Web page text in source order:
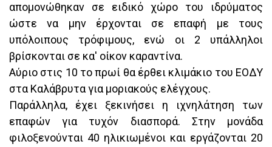
απομονώθηκαν σε ειδικό χώρο του ιδρύματος
ώστε να μην έρχονται σε επαφή με τους
υπόλοιπους τρόφιμους, ενώ οι 2 υπάλληλοι
βρίσκονται σε κα' οίκον καραντίνα.
Αύριο στις 10 το πρωί θα έρθει κλιμάκιο του ΕΟΔΥ
στα Καλάβρυτα για μοριακούς ελέγχους.
Παράλληλα, έχει ξεκινήσει η ιχνηλάτηση των
επαφών για τυχόν διασπορά. Στην μονάδα
φιλοξενούνται 40 ηλικιωμένοι και εργάζονται 20